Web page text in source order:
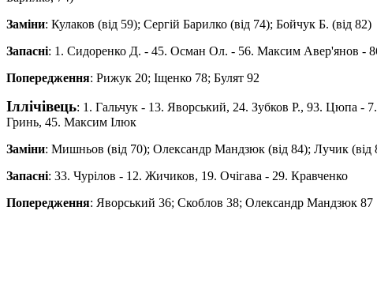
Заміни: Кулаков (від 59); Сергiй Барилко (від 74); Бойчук Б. (від 82)
Запасні: 1. Сидоренко Д. - 45. Осман Ол. - 56. Максим Авер'янов -
Попередження: Рижук 20; Іщенко 78; Булят 92
Іллічівець: 1. Гальчук - 13. Яворський, 24. Зубков Р., 93. Цюпа
Гринь, 45. Максим Iлюк
Заміни: Мишньов (від 70); Oлександр Мандзюк (від 84); Лучик (від
Запасні: 33. Чурiлов - 12. Жичиков, 19. Очiгава - 29. Кравченко
Попередження: Яворський 36; Скоблов 38; Oлександр Мандзюк 87